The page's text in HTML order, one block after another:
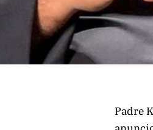
Padre